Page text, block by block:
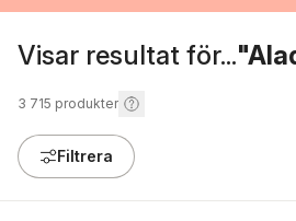
Visar resultat för...
3 715 produkter
Filtrera